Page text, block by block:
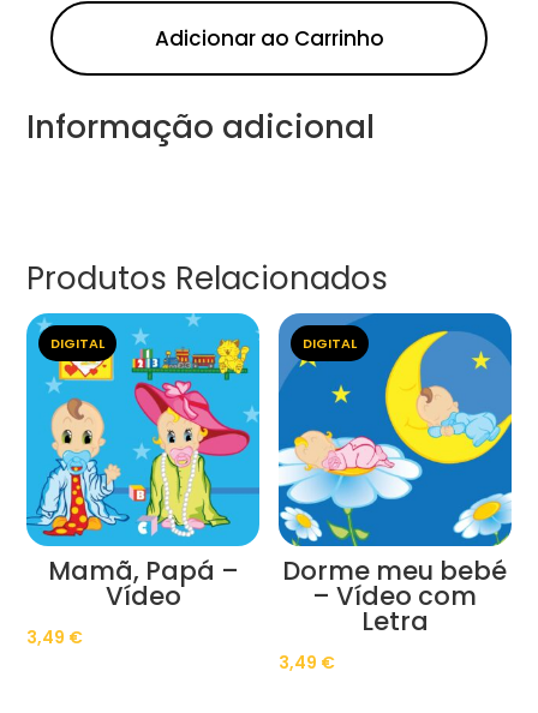
Adicionar ao Carrinho
Informação adicional
Produtos Relacionados
DIGITAL
Mamã, Papá –
Vídeo
3,49 €
DIGITAL
Dorme meu bebé
– Vídeo com
Letra
3,49 €